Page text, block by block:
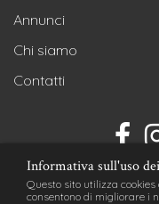
Annunci
Chi siamo
Contatti
Informativa sull'uso
Questo sito utilizza
consentono di migliorare i